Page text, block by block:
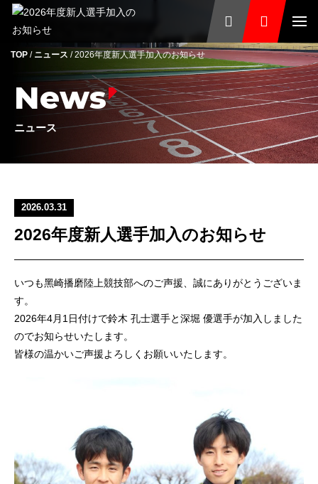
TOP / ニュース /2026年度新人選手加入のお知らせ
News
ニュース
2026.03.31
2026年度新人選手加入のお知らせ
いつも⿊崎播磨陸上競技部へのご声援、誠にありがとうございま
す。
2026年4⽉1⽇付けで鈴木 孔士選⼿と深堀 優選⼿が加⼊しました
のでお知らせいたします。
皆様の温かいご声援よろしくお願いいたします。